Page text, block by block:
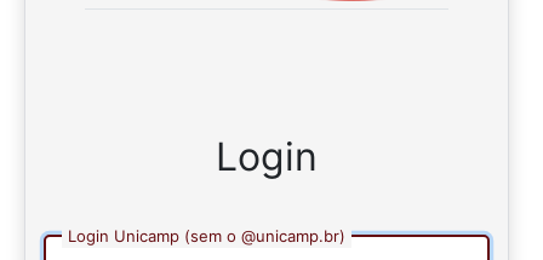
Login
Login Unicamp (sem o @unicamp.br)